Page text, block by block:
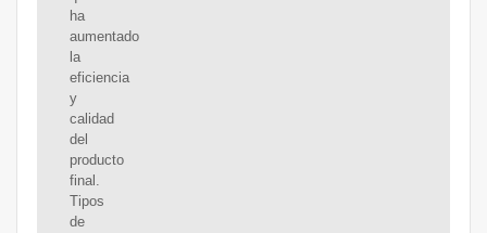
ha
aumentado
la
eficiencia
y
calidad
del
producto
final.
Tipos
de